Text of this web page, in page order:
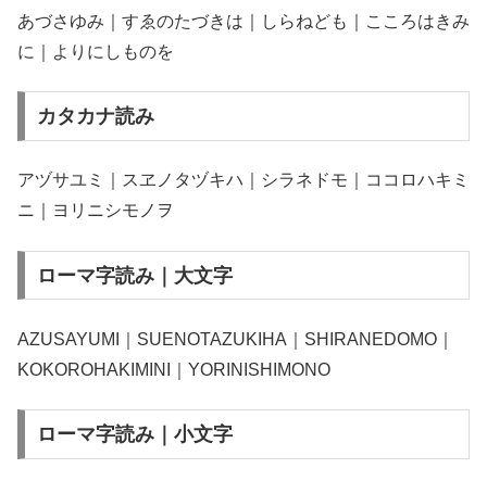
あづさゆみ｜すゑのたづきは｜しらねども｜こころはきみ
に｜よりにしものを
カタカナ読み
アヅサユミ｜スヱノタヅキハ｜シラネドモ｜ココロハキミ
ニ｜ヨリニシモノヲ
ローマ字読み｜大文字
AZUSAYUMI｜SUENOTAZUKIHA｜SHIRANEDOMO｜
KOKOROHAKIMINI｜YORINISHIMONO
ローマ字読み｜小文字